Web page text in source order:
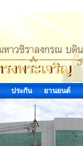
ประกัน ยานยนต์